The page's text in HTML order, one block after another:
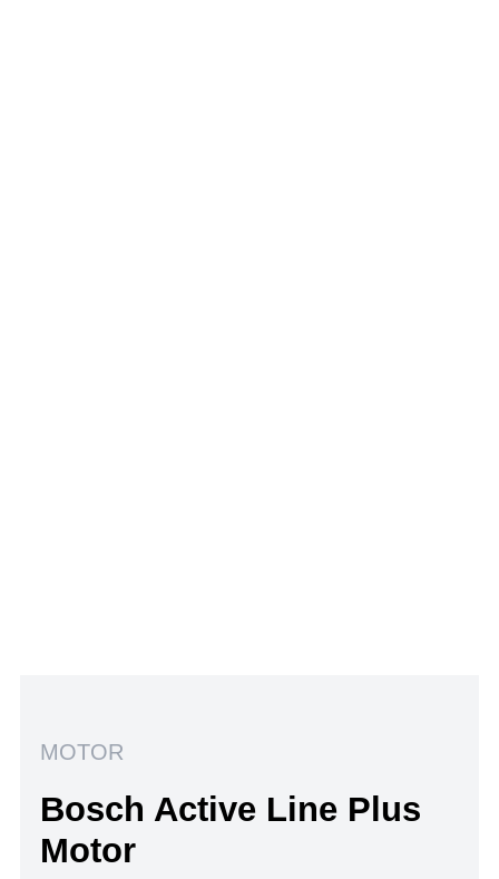
MOTOR
Bosch Active Line Plus
Motor